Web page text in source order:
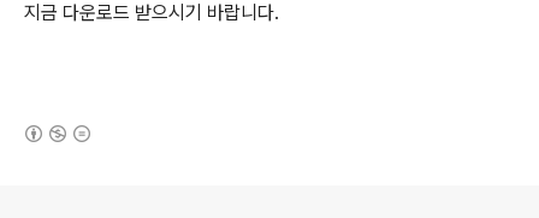
지금 다운로드 받으시기 바랍니다.